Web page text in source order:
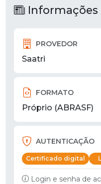
Informações
PROVEDOR
Saatri
FORMATO
Próprio (ABRASF)
AUTENTICAÇÃO
Certificado digital
Login e senha de